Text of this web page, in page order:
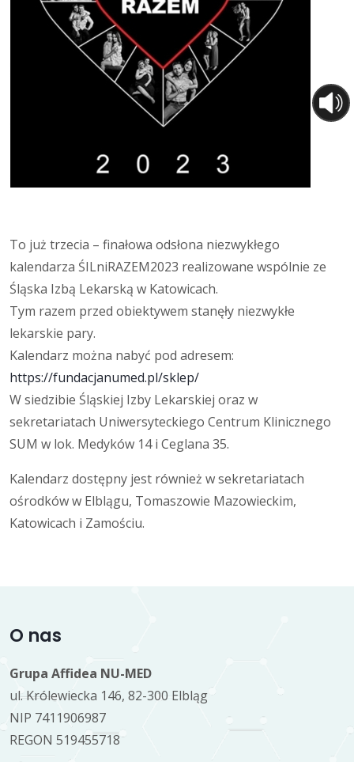
To już trzecia – finałowa odsłona niezwykłego
kalendarza ŚILniRAZEM2023 realizowane wspólnie ze
Śląska Izbą Lekarską w Katowicach.
Tym razem przed obiektywem stanęły niezwykłe
lekarskie pary.
Kalendarz można nabyć pod adresem:
https://fundacjanumed.pl/sklep/
W siedzibie Śląskiej Izby Lekarskiej oraz w
sekretariatach Uniwersyteckiego Centrum Klinicznego
SUM w lok. Medyków 14 i Ceglana 35.
Kalendarz dostępny jest również w sekretariatach
ośrodków w Elblągu, Tomaszowie Mazowieckim,
Katowicach i Zamościu.
O nas
Grupa Affidea NU-MED
ul. Królewiecka 146, 82-300 Elbląg
NIP 7411906987
REGON 519455718